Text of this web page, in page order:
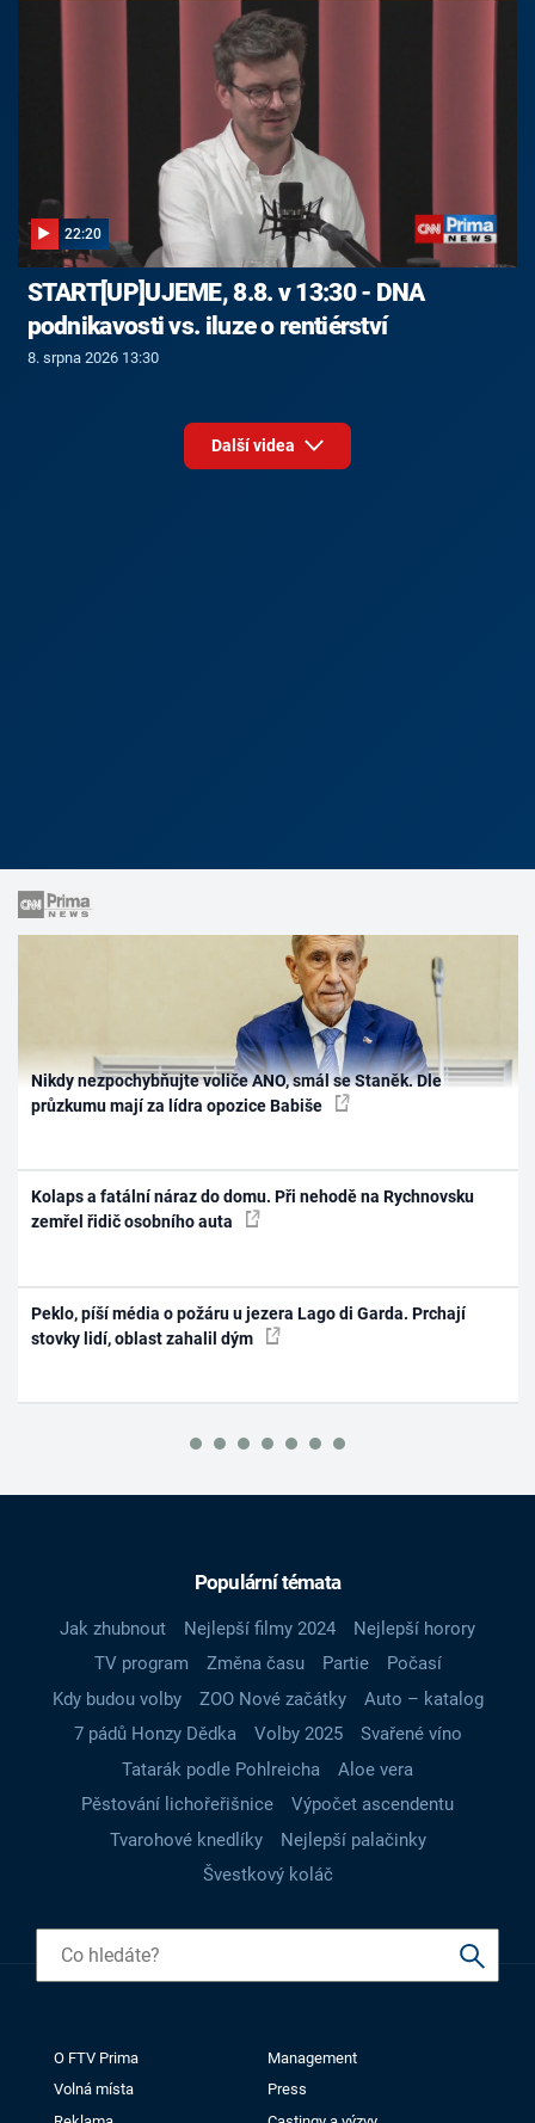
22:20
START[UP]UJEME, 8.8. v 13:30 - DNA
podnikavosti vs. iluze o rentiérství
8. srpna 2026 13:30
Další videa
Nikdy nezpochybňujte voliče ANO, smál se Staněk. Dle
průzkumu mají za lídra opozice Babiše
Kolaps a fatální náraz do domu. Při nehodě na Rychnovsku
zemřel řidič osobního auta
Peklo, píší média o požáru u jezera Lago di Garda. Prchají
stovky lidí, oblast zahalil dým
Populární témata
Jak zhubnout Nejlepší filmy 2024
Nejlepší horory
TV program
Změna času Partie
Počasí
Kdy budou volby
ZOO Nové začátky
Auto – katalog
7 pádů Honzy Dědka
Volby 2025
Svařené víno
Tatarák podle Pohlreicha
Aloe vera
Pěstování lichořeřišnice
Výpočet ascendentu
Tvarohové knedlíky
Nejlepší palačinky
Švestkový koláč
O FTV Prima
Management
Volná místa
Press